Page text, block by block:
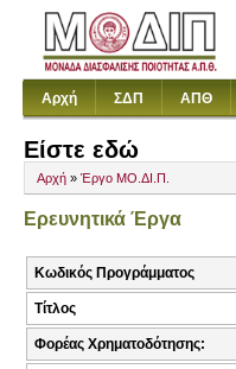
Αρχή ΣΔΠ ΑΠΘ
Είστε εδώ
Αρχή » Έργο ΜΟ.ΔΙ.Π.
Ερευνητικά Έργα
Κωδικός Προγράμματος
Τίτλος
Φορέας Χρηματοδότησης: